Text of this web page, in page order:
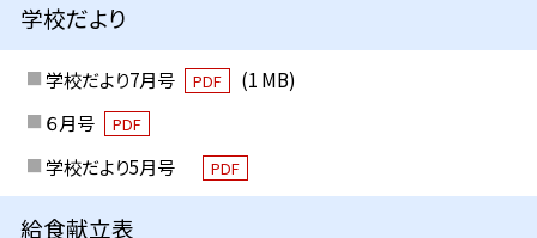
学校だより
学校だより7月号 PDF
(1 MB)
６月号
PDF
学校だより5月号 PDF
給食献立表